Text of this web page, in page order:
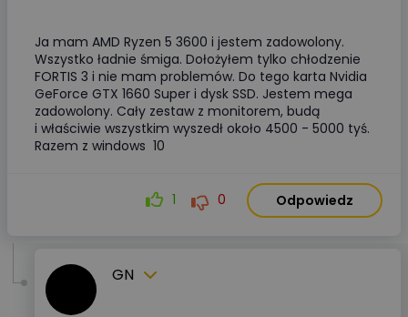
Ja mam AMD Ryzen 5 3600 i jestem zadowolony.
Wszystko ładnie śmiga. Dołożyłem tylko chłodzenie
FORTIS 3 i nie mam problemów. Do tego karta Nvidia
GeForce GTX 1660 Super i dysk SSD. Jestem mega
zadowolony. Cały zestaw z monitorem, budą
i właściwie wszystkim wyszedł około 4500 - 5000 tyś.
Razem z windows 10
1 0 Odpowiedz
GN